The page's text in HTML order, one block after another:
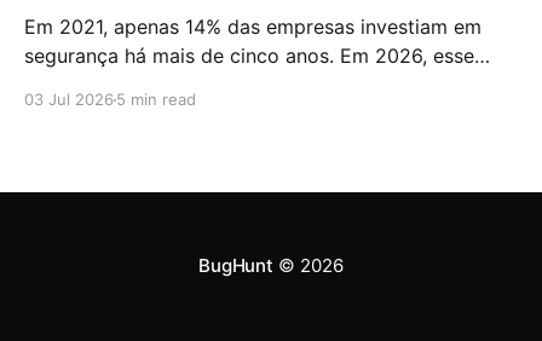
Em 2021, apenas 14% das empresas investiam em
segurança há mais de cinco anos. Em 2026, esse
03 Jul 2026 5 min read
BugHunt © 2026